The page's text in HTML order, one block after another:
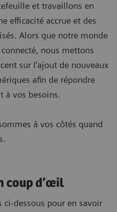
et travaillons en
efficacité accrue et des
Alors que notre monde
nous mettons
sur l’ajout de nouveaux
afin de répondre
à vos besoins.
à vos côtés quand
coup d’œil
ci-dessous pour en savoir